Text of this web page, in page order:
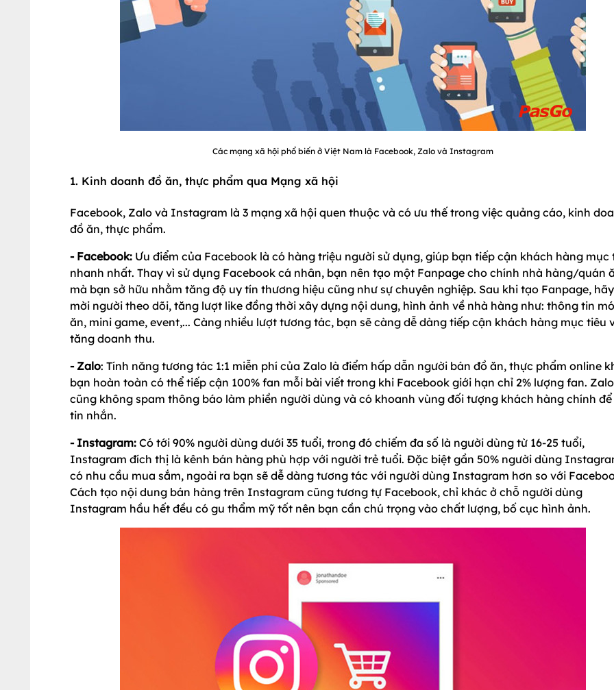
Các mạng xã hội phổ biến ở Việt Nam là Facebook, Zalo và Instagram
1. Kinh doanh đồ ăn, thực phẩm qua Mạng xã hội
Facebook, Zalo và Instagram là 3 mạng xã hội quen thuộc và có ưu thế trong việc quảng cáo, kinh
đồ ăn, thực phẩm.
- Facebook: Ưu điểm của Facebook là có hàng triệu người sử dụng, giúp bạn tiếp cận khách hàng mục
nhanh nhất. Thay vì sử dụng Facebook cá nhân, bạn nên tạo một Fanpage cho chính nhà hàng/quán
mà bạn sở hữu nhằm tăng độ uy tín thương hiệu cũng như sự chuyên nghiệp. Sau khi tạo Fanpage, hãy
mời người theo dõi, tăng lượt like đồng thời xây dựng nội dung, hình ảnh về nhà hàng như: thông tin
ăn, mini game, event,... Càng nhiều lượt tương tác, bạn sẽ càng dễ dàng tiếp cận khách hàng mục tiêu
tăng doanh thu.
- Zalo: Tính năng tương tác 1:1 miễn phí của Zalo là điểm hấp dẫn người bán đồ ăn, thực phẩm online
bạn hoàn toàn có thể tiếp cận 100% fan mỗi bài viết trong khi Facebook giới hạn chỉ 2% lượng fan. Zalo
cũng không spam thông báo làm phiền người dùng và có khoanh vùng đối tượng khách hàng chính
tin nhắn.
- Instagram: Có tới 90% người dùng dưới 35 tuổi, trong đó chiếm đa số là người dùng từ 16-25 tuổi,
Instagram đích thị là kênh bán hàng phù hợp với người trẻ tuổi. Đặc biệt gần 50% người dùng
có nhu cầu mua sắm, ngoài ra bạn sẽ dễ dàng tương tác với người dùng Instagram hơn so với
Cách tạo nội dung bán hàng trên Instagram cũng tương tự Facebook, chỉ khác ở chỗ người dùng
Instagram hầu hết đều có gu thẩm mỹ tốt nên bạn cần chú trọng vào chất lượng, bố cục hình ảnh.